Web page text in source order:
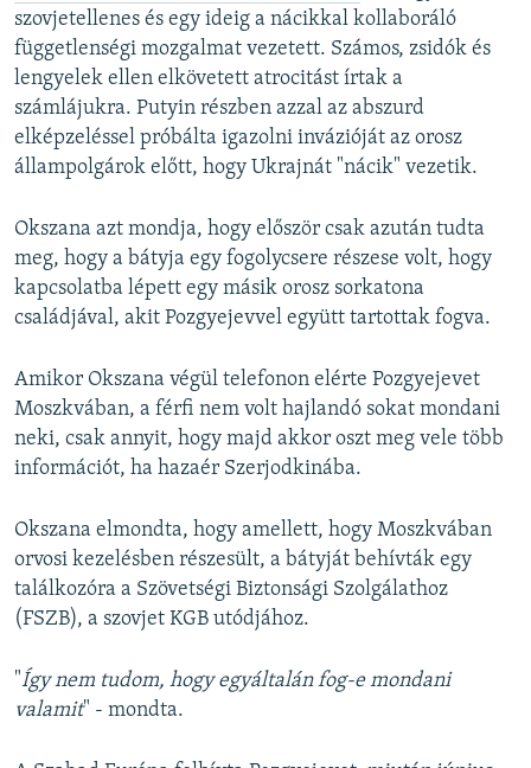
szovjetellenes és egy ideig a nácikkal kollaboráló
függetlenségi mozgalmat vezetett. Számos, zsidók és
lengyelek ellen elkövetett atrocitást írtak a
számlájukra. Putyin részben azzal az abszurd
elképzeléssel próbálta igazolni invázióját az orosz
állampolgárok előtt, hogy Ukrajnát "nácik" vezetik.
Okszana azt mondja, hogy először csak azután tudta
meg, hogy a bátyja egy fogolycsere részese volt, hogy
kapcsolatba lépett egy másik orosz sorkatona
családjával, akit Pozgyejevvel együtt tartottak fogva.
Amikor Okszana végül telefonon elérte Pozgyejevet
Moszkvában, a férfi nem volt hajlandó sokat mondani
neki, csak annyit, hogy majd akkor oszt meg vele több
információt, ha hazaér Szerjodkinába.
Okszana elmondta, hogy amellett, hogy Moszkvában
orvosi kezelésben részesült, a bátyját behívták egy
találkozóra a Szövetségi Biztonsági Szolgálathoz
(FSZB), a szovjet KGB utódjához.
"Így nem tudom, hogy egyáltalán fog-e mondani
valamit" - mondta.